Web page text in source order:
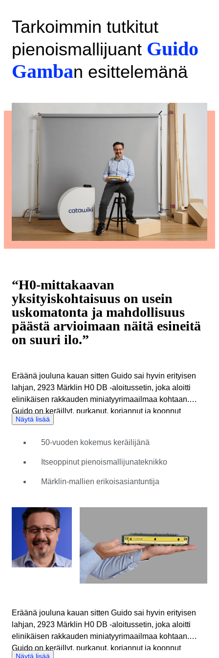
Tarkoimmin tutkitut
pienoismallijuant Guido
Gamban esittelemänä
“H0-mittakaavan
yksityiskohtaisuus on usein
uskomatonta ja mahdollisuus
päästä arvioimaan näitä esineitä
on suuri ilo.”
Eräänä jouluna kauan sitten Guido sai hyvin erityisen
lahjan, 2923 Märklin H0 DB -aloitussetin, joka aloitti
elinikäisen rakkauden miniatyyrimaailmaa kohtaan.
Guido on keräillyt, purkanut, korjannut ja koonnut
pienoismallijunia nyt yli 50 vuoden ajan. Guidon tarkka
pienoismallijunien teknikoksi, mikä syvensi hänen
ymmärrystään niistä ja kykyä tunnistaa pieniä
liittyi Catawikiin maaliskuussa 2021, tuoden mukanaan
skaalan Märklin-malleista. Hä odottaa innolla päästä
jakamaan rakkautensa pienoismalleja kohtaan muiden
asiantuntijoiden kanssa ja varmistamaan sekä ostajien
että myyjien Catawiki-huutokauppakokemuksen laadun.
Näytä lisää
50-vuoden kokemus keräilijänä
Itseoppinut pienoismallijunateknikko
Märklin-mallien erikoisasiantuntija
Eräänä jouluna kauan sitten Guido sai hyvin erityisen
lahjan, 2923 Märklin H0 DB -aloitussetin, joka aloitti
elinikäisen rakkauden miniatyyrimaailmaa kohtaan.
Guido on keräillyt, purkanut, korjannut ja koonnut
Näytä lisää